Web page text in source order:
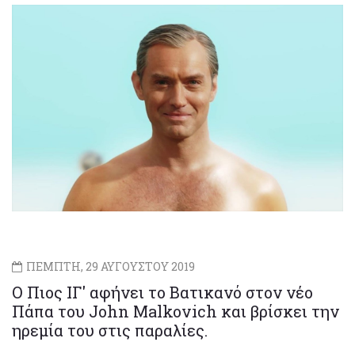
ΠΕΜΠΤΗ, 29 ΑΥΓΟΥΣΤΟΥ 2019
Ο Πιος ΙΓ' αφήνει το Βατικανό στον νέο
Πάπα του John Malkovich και βρίσκει την
ηρεμία του στις παραλίες.